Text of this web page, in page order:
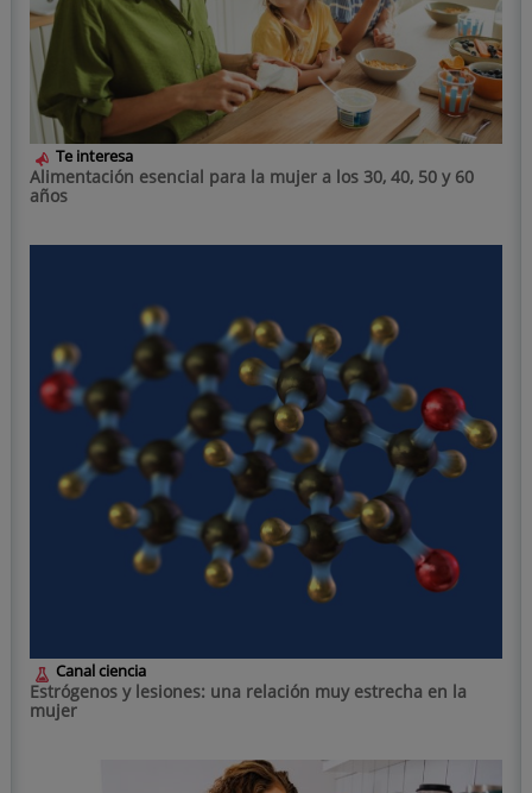
Te interesa
Alimentación esencial para la mujer a los 30, 40, 50 y 60
años
Canal ciencia
Estrógenos y lesiones: una relación muy estrecha en la
mujer